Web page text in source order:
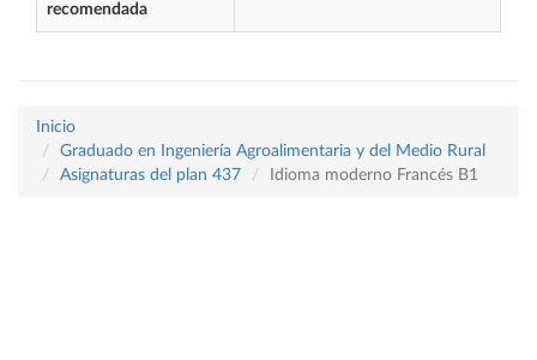
recomendada
Inicio
Graduado en Ingeniería Agroalimentaria y del Medio Rural
Asignaturas del plan 437
Idioma moderno Francés B1